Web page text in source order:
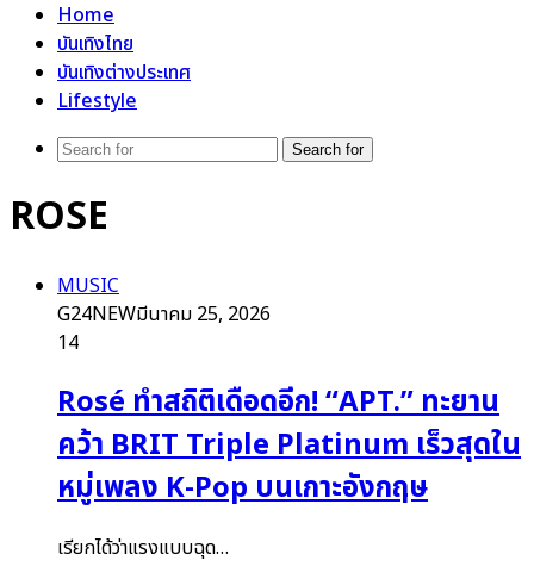
Home
บันเทิงไทย
บันเทิงต่างประเทศ
Lifestyle
Search for
ROSE
MUSIC
G24NEWมีนาคม 25, 2026
14
Rosé ทำสถิติเดือดอีก! “APT.” ทะยาน
คว้า BRIT Triple Platinum เร็วสุดใน
หมู่เพลง K-Pop บนเกาะอังกฤษ
เรียกได้ว่าแรงแบบฉุด…